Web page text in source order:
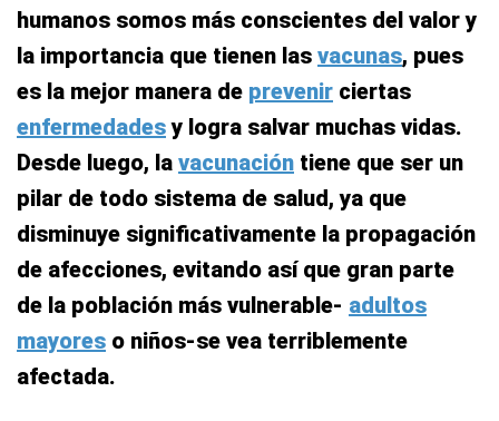
humanos somos más conscientes del valor y
la importancia que tienen las vacunas, pues
es la mejor manera de prevenir ciertas
enfermedadesy logra salvar muchas vidas.
Desde luego, la vacunación tiene que ser un
pilar de todo sistema de salud, ya que
disminuye significativamente la propagación
de afecciones, evitando así que gran parte
de la población más vulnerable- adultos
mayores o niños-se vea terriblemente
afectada.